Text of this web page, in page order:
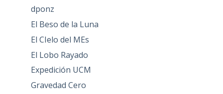
dponz
El Beso de la Luna
El CIelo del MEs
El Lobo Rayado
Expedición UCM
Gravedad Cero